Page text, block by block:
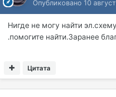
Опубликовано 10
Нигде не могу найти
.помогите найти.Заранее
Цитата